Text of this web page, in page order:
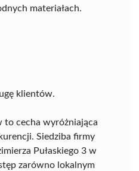
materiałach.
klientów.
cecha wyróżniająca
Siedziba firmy
Pułaskiego 3 w
zarówno lokalnym